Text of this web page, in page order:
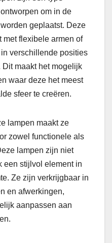
om in de
geplaatst. Deze
met flexibele armen of
verschillende posities
maakt het mogelijk
waar deze het meest
sfeer te creëren.
lampen maakt ze
zowel functionele als
lampen zijn niet
een stijlvol element in
Ze zijn verkrijgbaar in
en afwerkingen,
aanpassen aan